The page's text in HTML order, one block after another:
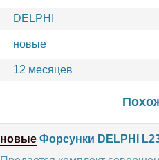
DELPHI
новые
12 месяцев
новые Форсунки DELPHI